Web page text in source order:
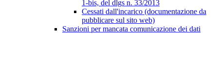
1-bis, del dlgs n. 33/2013
Cessati dall'incarico (documentazione da
pubblicare sul sito web)
Sanzioni per mancata comunicazione dei dati